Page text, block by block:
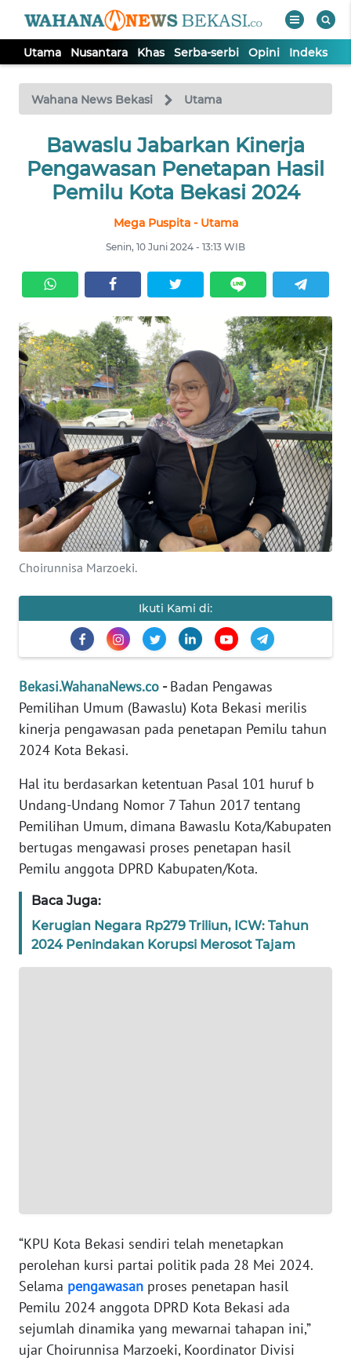
Utama Nusantara Khas Serba-serbi Opini Indeks
Wahana News Bekasi Utama
Bawaslu Jabarkan Kinerja
Pengawasan Penetapan Hasil
Pemilu Kota Bekasi 2024
Mega Puspita - Utama
Senin, 10 Juni 2024 - 13:13 WIB
Choirunnisa Marzoeki.
Ikuti Kami di:
Bekasi.WahanaNews.co -Badan Pengawas
Pemilihan Umum (Bawaslu) Kota Bekasi merilis
kinerja pengawasan pada penetapan Pemilu tahun
2024 Kota Bekasi.
Hal itu berdasarkan ketentuan Pasal 101 huruf b
Undang-Undang Nomor 7 Tahun 2017 tentang
Pemilihan Umum, dimana Bawaslu Kota/Kabupaten
bertugas mengawasi proses penetapan hasil
Pemilu anggota DPRD Kabupaten/Kota.
Baca Juga:
Kerugian Negara Rp279 Triliun, ICW: Tahun
2024 Penindakan Korupsi Merosot Tajam
“KPU Kota Bekasi sendiri telah menetapkan
perolehan kursi partai politik pada 28 Mei 2024.
Selama pengawasan proses penetapan hasil
Pemilu 2024 anggota DPRD Kota Bekasi ada
sejumlah dinamika yang mewarnai tahapan ini,”
ujar Choirunnisa Marzoeki, Koordinator Divisi
TV
Tutup
UTAMA
NUSANTARA
SERBA-
SERBI
OPINI
Informasi
INDEKS
KONTAK
KAMI
INFO
IKLAN
PEDOMAN
MEDIA
SIBER
DISCLAIMER
Wahana
Regional
SUMUT
WN
WN
PAPUA
PAPUA
BARAT